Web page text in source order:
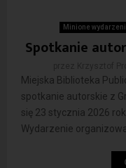
Minione
Spotkanie
Miejska Biblioteka
spotkanie autorskie z
się 23 stycznia 2026
Wydarzenie